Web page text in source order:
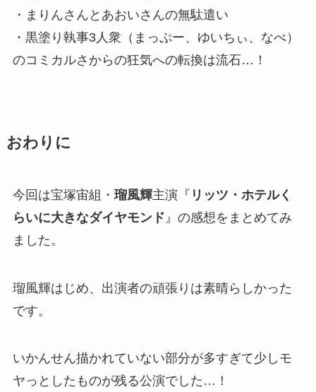
・まりんさんとあおいさんの無駄遣い
・黒塗り執事3人衆（まっぷー、ゆいちぃ、なべ）
のコミカルさからの狂気への転換は流石…！
おわりに
今回は宝塚宙組・ 瑠風輝主演『 リッツ・ホテルく
らいに大きなダイヤモンド 』の感想をまとめてみ
ました。
瑠風輝はじめ、出演者の頑張りは素晴らしかった
です。
いかんせん描かれていない部分が多すぎて少しモ
ヤっとしたものが残る公演でした…！